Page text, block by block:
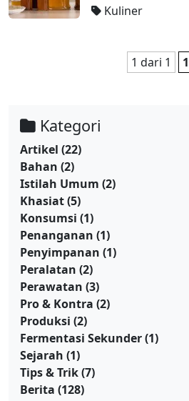
Kuliner
1 dari 1 1
Kategori
Artikel (22)
Bahan (2)
Istilah Umum (2)
Khasiat(5)
Konsumsi (1)
Penanganan (1)
Penyimpanan (1)
Peralatan (2)
Perawatan (3)
Pro & Kontra (2)
Produksi (2)
Fermentasi Sekunder(1)
Sejarah (1)
Tips & Trik(7)
Berita (128)